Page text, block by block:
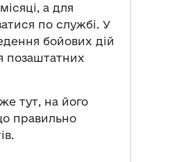
а для
по службі. У
бойових дій
позаштатних
тут, на його
правильно